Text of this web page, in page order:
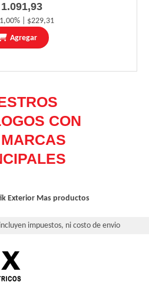
| $229,31
Agregar
Exterior Mas productos
impuestos, ni costo de envio